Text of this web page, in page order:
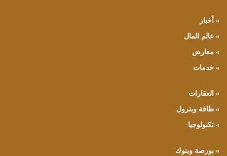
» أخبار
» عالم المال
» معارض
» خدمات
» العقارات
» طاقة وبترول
» تكنولوجيا
» بورصة وبنوك